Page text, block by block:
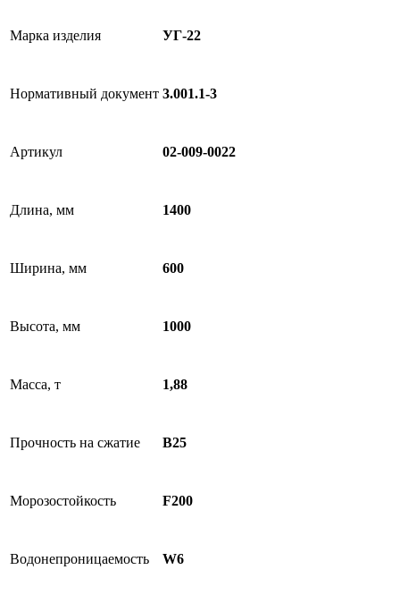
Марка изделия УГ-22
Нормативный документ 3.001.1-3
Артикул 02-009-0022
Длина, мм 1400
Ширина, мм 600
Высота, мм 1000
Масса, т 1,88
Прочность на сжатие B25
Морозостойкость F200
Водонепроницаемость W6